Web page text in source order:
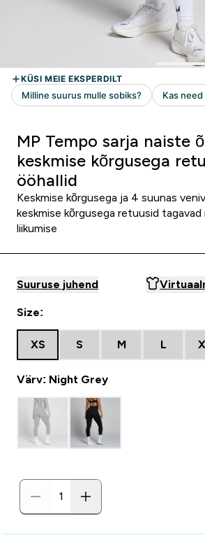
MP Tempo sarja naiste
keskmise kõrgusega
ööhallid
Keskmise kõrgusega ja 4 suunas
keskmise kõrgusega retuusid tagavad
liikumise
Suuruse juhend
Size:
XS S M L
Värv: Night Grey